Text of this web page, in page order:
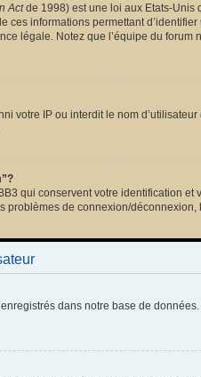
Actde 1998) est une loi aux Etats-Unis
ces informations permettant
légale. Notez que l’équipe du
votre IP ou interdit le nom
qui conservent votre identification
problèmes de connexion/
dans notre base de